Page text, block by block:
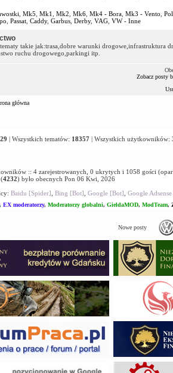
Mk5 Mk1 Mk2 Mk6 Mk4 - Bora Mk3 - Vento
Passat Caddy, Garbus Derby, VAG VW - Inne
takie jak:trasa,dobre warunki drogowe,infrastruktura
ruchu drogowego,parkingi itp.
Zobacz posty
główna
| Wszystkich tematów: 18357 | Wszystkich użytkowników:
:: 4 zarejestrowanych, 0 ukrytych i 1058 gości
4232) było obecnych Pon 06 Kwi, 2026
Baidu [Spider] Bing [Bot] Google [Bot] Google
, EX moderatorzy, Moderatorzy globalni, GiełdaMOD, ModTeam,
Nowe posty